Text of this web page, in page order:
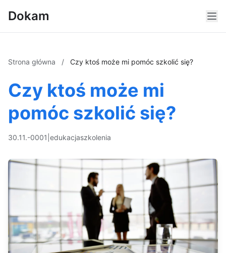
Dokam
Strona główna / Czy ktoś może mi pomóc szkolić się?
Czy ktoś może mi
pomóc szkolić się?
30.11.-0001 edukacjaszkolenia